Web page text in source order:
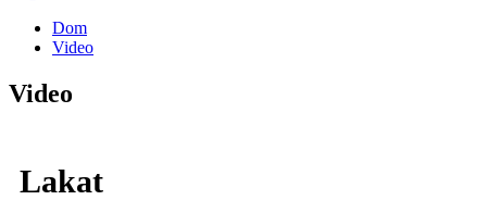
Dom
Video
Video
Lakat